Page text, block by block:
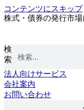
コンテンツにスキップ
株式・債券の発行市
検
索
法人向けサービス
会社案内
お問い合わせ